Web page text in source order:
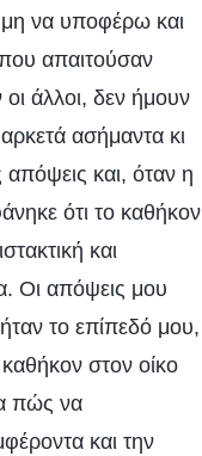
να υποφέρω και
απαιτούσαν
άλλοι, δεν ήμουν
ασήμαντα κι
και, όταν η
ότι το καθήκον
και
Οι απόψεις μου
το επίπεδό μου,
στον οίκο
πώς να
και την